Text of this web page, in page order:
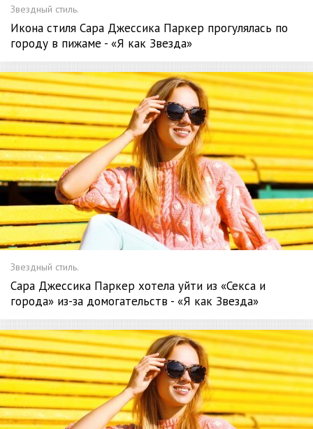
Звездный стиль.
Икона стиля Сара Джессика Паркер прогулялась по
городу в пижаме - «Я как Звезда»
Звездный стиль.
Сара Джессика Паркер хотела уйти из «Секса и
города» из-за домогательств - «Я как Звезда»